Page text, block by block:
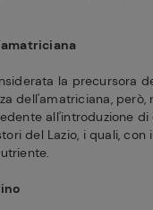
la precursora
dell'amatriciana,
all'introduzione
del Lazio, i quali,